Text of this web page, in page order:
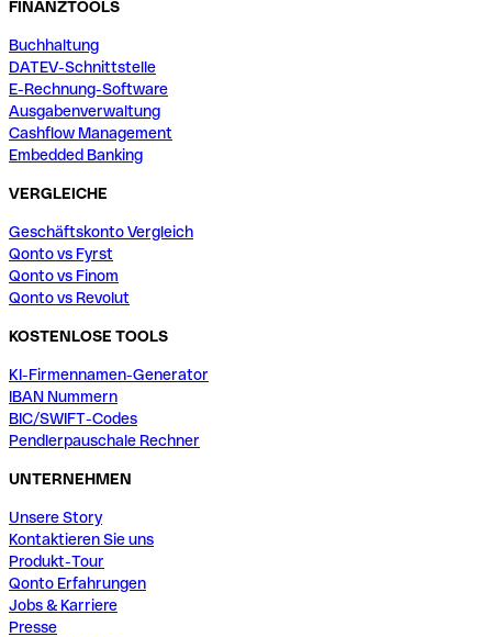
FINANZTOOLS
Buchhaltung
DATEV-Schnittstelle
E-Rechnung-Software
Ausgabenverwaltung
Cashflow Management
Embedded Banking
VERGLEICHE
Geschäftskonto Vergleich
Qonto vs Fyrst
Qonto vs Finom
Qonto vs Revolut
KOSTENLOSE TOOLS
KI-Firmennamen-Generator
IBAN Nummern
BIC/SWIFT-Codes
Pendlerpauschale Rechner
UNTERNEHMEN
Unsere Story
Kontaktieren Sie uns
Produkt-Tour
Qonto Erfahrungen
Jobs & Karriere
Presse